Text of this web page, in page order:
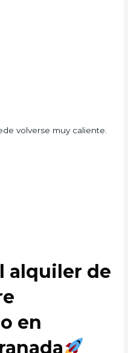
volverse muy caliente.
alquiler de
en